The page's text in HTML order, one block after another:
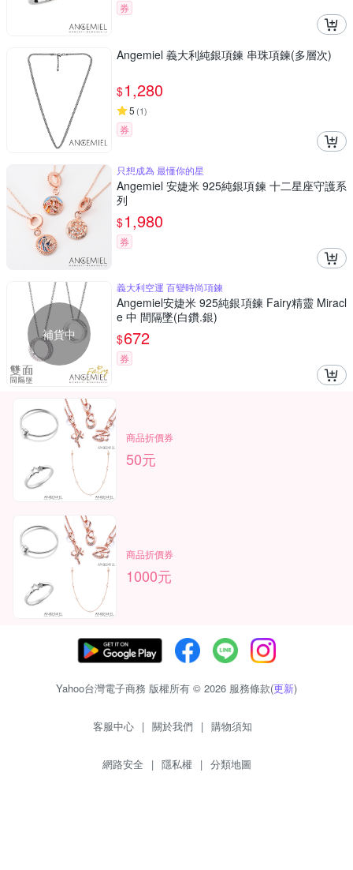
券
Angemiel 義大利純銀項鍊 串珠項鍊(多層次)
$1,280
5 (1)
券
只想成為 最懂你的星
Angemiel 安婕米 925純銀項鍊 十二星座守護系
列
$1,980
券
補貨中
義大利空運 百變時尚項鍊
Angemiel安婕米 925純銀項鍊 Fairy精靈 Miracl
e 中 間隔墜(白鑽.銀)
$672
券
商品折價券
50元
商品折價券
1000元
Yahoo台灣電子商務 版權所有 © 2026 服務條款(更新)
客服中心 | 關於我們 | 購物須知
網路安全 | 隱私權 | 分類地圖